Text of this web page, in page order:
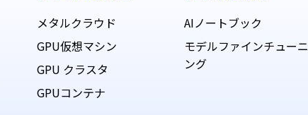
メタルクラウド
GPU仮想マシン
GPU クラスタ
GPUコンテナ
AIノートブック
モデルファインチューニ
ング